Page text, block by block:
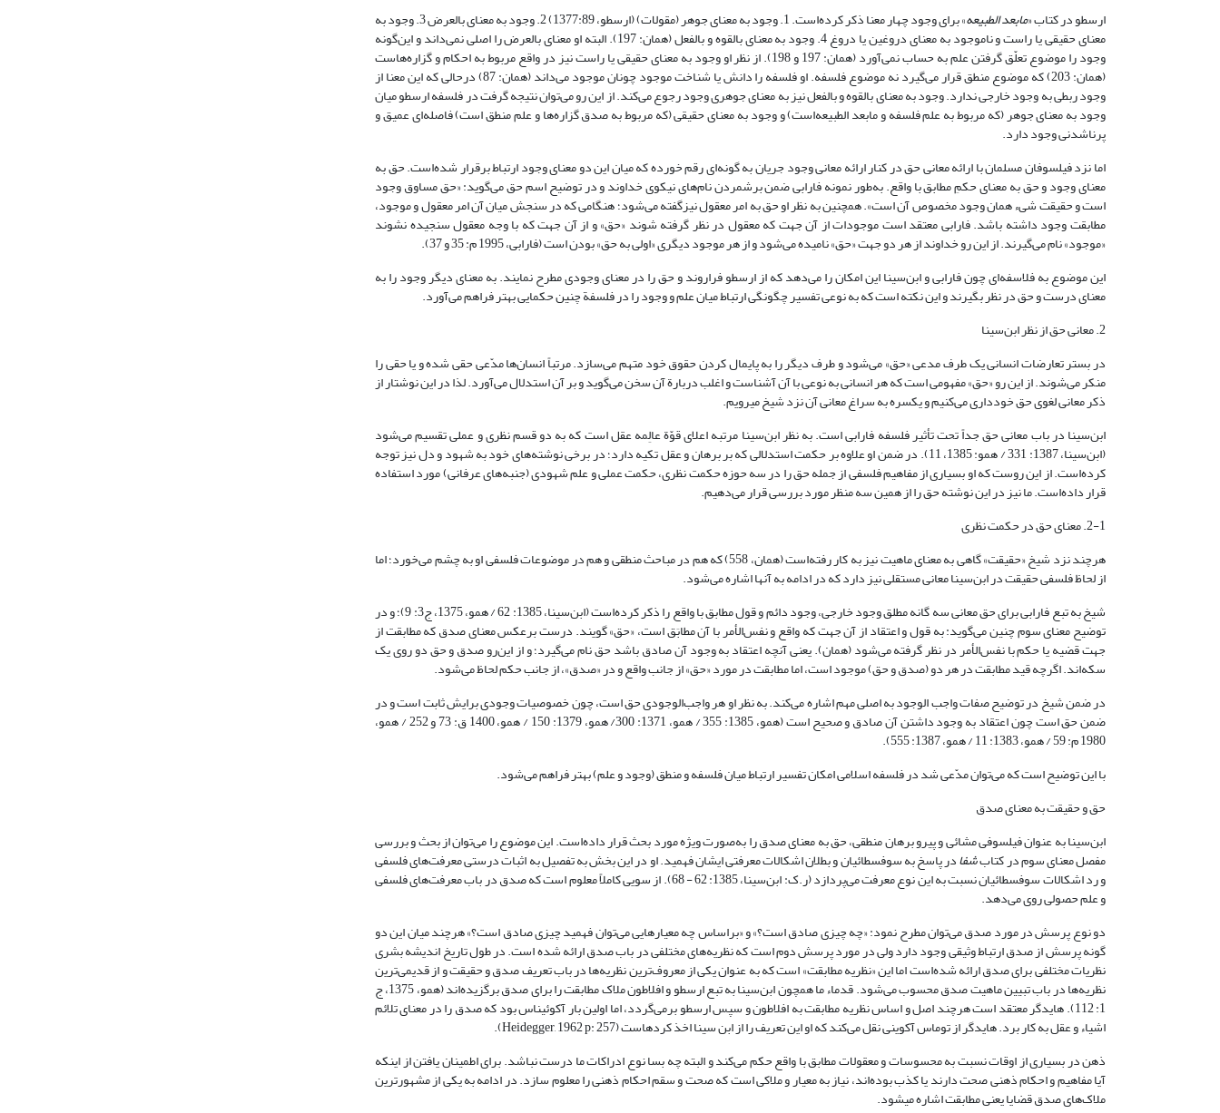
ارسطو در کتاب «مابعد الطبیعه » برای وجود چهار معنا ذکر کرده‌است. 1. وجود به معنای جوهر (مقولات) (ارسطو، 1377:89) 2. وجود به معنای بالعرض 3. وجود به
معنای حقیقی یا راست و ناموجود به معنای دروغین یا دروغ 4. وجود به معنای بالقوه و بالفعل (همان: 197). البته او معنای بالعرض را اصلی نمی‌داند و این‌گونه
وجود را موضوع تعلّق گرفتن علم به حساب نمی‌آورد (همان: 197 و 198). از نظر او وجود به معنای حقیقی یا راست نیز در واقع مربوط به احکام و گزاره‌هاست
(همان: 203) که موضوع منطق قرار می‌گیرد نه موضوع فلسفه. او فلسفه را دانش یا شناخت موجود چونان موجود می‌داند (همان: 87) درحالی که این معنا از
وجود ربطی به وجود خارجی ندارد. وجود به معنای بالقوه و بالفعل نیز به معنای جوهری وجود رجوع می‌کند. از این رو می‌توان نتیجه گرفت در فلسفه ارسطو میان
وجود به معنای جوهر (که مربوط به علم فلسفه و مابعد الطبیعه‌است) و وجود به معنای حقیقی (که مربوط به صدق گزاره‌ها و علم منطق است) فاصله‌ای عمیق و
پرناشدنی وجود دارد.
اما نزد فیلسوفان مسلمان با ارائه معانی حق در کنار ارائه معانی وجود جریان به گونه‌ای رقم خورده که میان این دو معنای وجود ارتباط برقرار شده‌است. حق به
معنای وجود و حق به معنای حکمِ مطابق با واقع. به‌طور نمونه فارابی ضمن برشمردن نام‌های نیکوی خداوند و در توضیح اسم حق می‌گوید: «حق مساوق وجود
است و حقیقت شیء همان وجود مخصوص آن است». همچنین به نظر او حق به امر معقول نیزگفته می‌شود؛ هنگامی که در سنجش میان آن امر معقول و موجود،
مطابقت وجود داشته باشد. فارابی معتقد است موجودات از آن جهت که معقول در نظر گرفته شوند «حق» و از آن جهت که با وجه معقول سنجیده نشوند
«موجود» نام می‌گیرند. از این رو خداوند از هر دو جهت «حق» نامیده می‌شود و از هر موجود دیگری «اولی به حق» بودن است (فارابی، 1995 م: 35 و 37).
این موضوع به فلاسفه‌ای چون فارابی و ابن‌سینا این امکان را می‌دهد که از ارسطو فراروند و حق را در معنای وجودی مطرح نمایند. به معنای دیگر وجود را به
معنای درست و حق در نظر بگیرند و این نکته ‌است که به نوعی تفسیر چگونگی ارتباط میان علم و وجود را در فلسفة چنین حکمایی بهتر فراهم می‌آورد.
2. معانی حق از نظر ابن‌سینا
در بستر تعارضات انسانی یک طرف مدعی «حق» می‌شود و طرف دیگر را به پایمال کردن حقوق خود متهم می‌سازد. مرتباً انسان‌ها مدّعی حقی شده و یا حقی را
منکر می‌شوند. از این رو «حق» مفهومی است که هر انسانی به نوعی با آن آشناست و اغلب دربارة آن سخن می‌گوید و بر آن استدلال می‌آورد. لذا در این نوشتار از
ذکر معانی لغوی حق خودداری می‌کنیم و یکسره به سراغ معانی آن نزد شیخ می­رویم.
ابن‌سینا در باب معانی حق جداً تحت تأثیر فلسفه فارابی است. به نظر ابن‌سینا مرتبه اعلای قوّة عالِمه عقل است که به دو قسم نظری و عملی تقسیم می‌شود
(ابن‌سینا، 1387: 331 / همو: 1385، 11). در ضمن او علاوه بر حکمت استدلالی که بر برهان و عقل تکیه دارد؛ در برخی نوشته‌های خود به شهود و دل نیز توجه
کرده‌است. از این روست که او بسیاری از مفاهیم فلسفی از جمله حق را در سه حوزه حکمت نظری، حکمت عملی و علم شهودی (جنبه‌های عرفانی) مورد استفاده
قرار داده‌است. ما نیز در این نوشته حق را از همین سه منظر مورد بررسی قرار می‌دهیم.
2-1. معنای حق در حکمت نظری
هرچند نزد شیخ «حقیقت» گاهی به معنای ماهیت نیز به کار رفته‌است (همان، 558) که هم در مباحث منطقی و هم در موضوعات فلسفی او به چشم می‌خورد؛ اما
از لحاظ فلسفی حقیقت در ابن‌سینا معانی مستقلی نیز دارد که در ادامه به آنها اشاره می‌شود.
شیخ به تبع فارابی برای حق معانی سه گانه مطلق وجود خارجی، وجود دائم و قول مطابق با واقع را ذکر کرده‌است (ابن‌سینا، 1385: 62 / همو، 1375، ج3: 9)؛ و در
توضیح معنای سوم چنین می‌گوید: به قول و اعتقاد از آن جهت که واقع و نفس‌الأمر با آن مطابَق است، «حق» گویند. درست برعکس معنای صدق که مطابقت از
جهت قضیه یا حکم با نفس‌الأمر در نظر گرفته می‌شود (همان). یعنی آنچه اعتقاد به وجود آن صادق باشد حق نام می‌گیرد؛ و از این‌رو صدق و حق دو روی یک
سکه‌اند. اگرچه قید مطابقت در هر دو (صدق و حق) موجود است، اما مطابقت در مورد «حق» از جانب واقع و ‌در «صدق»، از جانب حکم لحاظ می‌شود.
در ضمن شیخ در توضیح صفات واجب الوجود به اصلی مهم اشاره می‌کند. به نظر او هر واجب‌الوجودی حق است، چون خصوصیات وجودی برایش ثابت است و در
ضمن حق است چون اعتقاد به وجود داشتن آن صادق و صحیح است (همو، 1385: 355 / همو، 1371: 300/ همو، 1379: 150 / همو، 1400 ق: 73 و 252 / همو،
1980 م: 59 / همو، 1383: 11 / همو، 1387: 555).
با این توضیح است که می‌توان مدّعی شد در فلسفه اسلامی امکان تفسیر ارتباط میان فلسفه و منطق (وجود و علم) بهتر فراهم می‌شود.
حق و حقیقت به معنای صدق
ابن‌سینا به عنوان فیلسوفی مشائی و پیرو برهان منطقی، حق به معنای صدق را به‌صورت ویژه مورد بحث قرار داده‌است. این موضوع را می‌توان از بحث و بررسی
مفصل معنای سوم در کتابشفادر پاسخ به سوفسطائیان و بطلان اشکالات معرفتی ایشان فهمید. او در این بخش به تفصیل به اثبات درستی معرفت‌های فلسفی
و رد اشکالات سوفسطائیان نسبت به این نوع معرفت می‌پردازد (ر.ک: ابن‌سینا، 1385: 62 - 68). از سویی کاملاً معلوم است که صدق در باب معرفت‌های فلسفی
و علم حصولی روی می‌دهد.
دو نوع پرسش‌ در مورد صدق می‌توان مطرح نمود: «چه چیزی صادق است؟» و «براساس چه معیارهایی می‌توان فهمید چیزی صادق است؟» هرچند میان این دو
گونه پرسش از صدق ارتباط وثیقی وجود دارد ولی در مورد پرسش دوم است که نظریه‌های مختلفی در باب صدق ارائه شده است. در طول تاریخ اندیشه بشری
نظریات مختلفی برای صدق ارائه شده‌است اما این «نظریه مطابقت» است که به عنوان یکی از معروف‌ترین نظریه‌ها در باب تعریف صدق و حقیقت و از قدیمی‌ترین
نظریه‌ها در باب تبیین ماهیت صدق محسوب می‌شود. قدماء ما همچون ابن‌سینا به تبع ارسطو و افلاطون ملاک مطابقت را برای صدق برگزیده‌اند (همو، 1375، ج
1: 112). هایدگر معتقد است هرچند اصل و اساس نظریه‌ مطابقت به افلاطون و سپس ارسطو برمی‌گردد، اما اولین بار آکوئیناس بود که صدق را در معنای تلائم
اشیاء و عقل به کار برد. هایدگر از توماس آکوینی نقل می‌کند که او این تعریف را از ابن سینا اخذ کرده­است (Heidegger, 1962 p: 257).
ذهن در بسیاری از اوقات نسبت به محسوسات و معقولات مطابق با واقع حکم می‌کند و البته چه بسا نوع ادراکات ما درست نباشد. برای اطمینان یافتن از اینکه
آیا مفاهیم و احکام ذهنی صحت دارند یا کذب بوده‌اند، نیاز به معیار و ملاکی است که صحت و سقم احکام ذهنی را معلوم سازد. در ادامه به یکی از مشهورترین
ملاک‌های صدق قضایا یعنی مطابقت اشاره می­شود.